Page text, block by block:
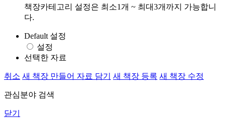
책장카테고리 설정은 최소1개 ~ 최대3개까지 가능합니
다.
Default 설정
설정
선택한 자료
취소 새 책장 만들어 자료 담기 새 책장 등록 새 책장 수정
관심분야 검색
닫기